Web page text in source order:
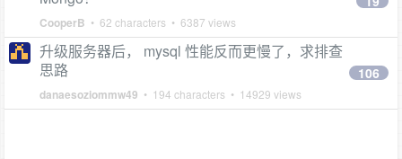
CooperB • 62 characters • 6387 views
升级服务器后， mysql 性能反而更慢了，求排查
思路
danaesoziommw49 • 194 characters • 14929 views
106